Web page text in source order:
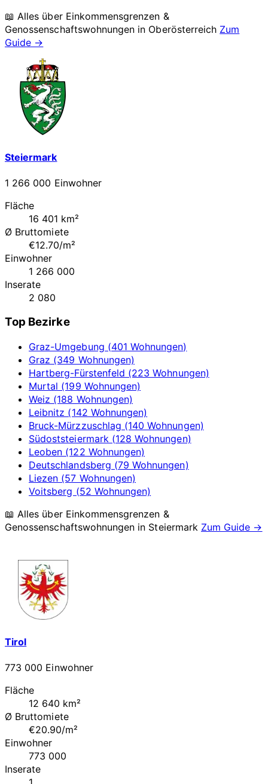
📖 Alles über Einkommensgrenzen &
Genossenschaftswohnungen in Oberösterreich Zum
Guide →
Steiermark
1 266 000 Einwohner
Fläche
16 401 km²
Ø Bruttomiete
€12.70/m²
Einwohner
1 266 000
Inserate
2 080
Top Bezirke
Graz-Umgebung (401 Wohnungen)
Graz (349 Wohnungen)
Hartberg-Fürstenfeld (223 Wohnungen)
Murtal (199 Wohnungen)
Weiz (188 Wohnungen)
Leibnitz (142 Wohnungen)
Bruck-Mürzzuschlag (140 Wohnungen)
Südoststeiermark (128 Wohnungen)
Leoben (122 Wohnungen)
Deutschlandsberg (79 Wohnungen)
Liezen (57 Wohnungen)
Voitsberg (52 Wohnungen)
📖 Alles über Einkommensgrenzen &
Genossenschaftswohnungen in Steiermark Zum Guide →
Tirol
773 000 Einwohner
Fläche
12 640 km²
Ø Bruttomiete
€20.90/m²
Einwohner
773 000
Inserate